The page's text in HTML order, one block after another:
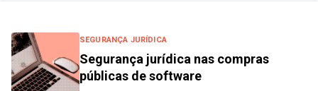
SEGURANÇA JURÍDICA
Segurança jurídica nas compras
públicas de software